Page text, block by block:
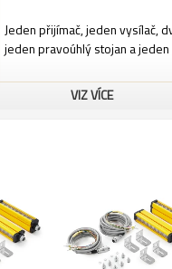
Jeden přijímač, jeden vysílač,
jeden pravoúhlý stojan a
TÜV CE, čínský certifikát GB,
40 mm
VIZ VÍCE